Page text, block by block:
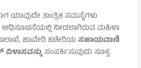
ಯಾವುದೇ ತಾಂತ್ರಿಕ ಸಮಸ್ಯೆಗಳು
ಅಧಿಸೂಚನೆಯಲ್ಲಿ ನೀಡಲಾಗಿರುವ ಮಹಿಳಾ
ಇಲಾಖೆ, ಹಾವೇರಿ ಕಚೇರಿಯಸಹಾಯವಾಣಿ
ಸಂಪರ್ಕಿಸುವುದು ಸೂಕ್ತ.